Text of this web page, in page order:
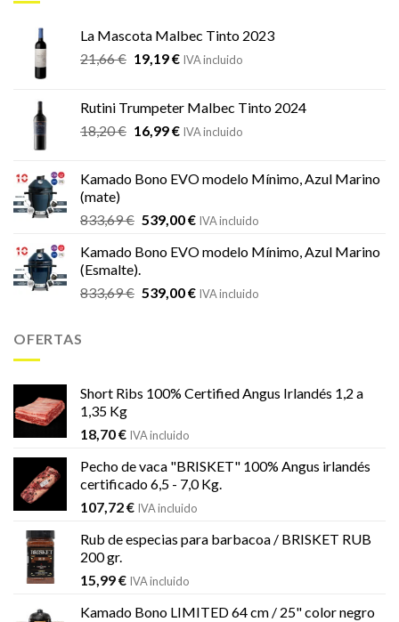
La Mascota Malbec Tinto 2023
21,66€ El
era:
21,66 €.
19,19€El
es:
19,19 €.
IVA incluido
Rutini Trumpeter Malbec Tinto 2024
18,20€ El
era:
16,99€El
es:
IVA incluido
Kamado Bono EVO modelo Mínimo, Azul Marino
(mate)
833,69€ El
original
era:
833,69 €.
539,00€El
actual
539,00 €.
IVA incluido
Kamado Bono EVO modelo Mínimo, Azul Marino
(Esmalte).
833,69€ El
539,00€ElIVA incluido
OFERTAS
Short Ribs 100% Certified Angus Irlandés 1,2 a
1,35 Kg
18,70€ IVA incluido
Pecho de vaca "BRISKET" 100% Angus irlandés
certificado 6,5 - 7,0 Kg.
107,72€ IVA incluido
Rub de especias para barbacoa / BRISKET RUB
200 gr.
15,99€ IVA incluido
Kamado Bono LIMITED 64 cm / 25" color negro